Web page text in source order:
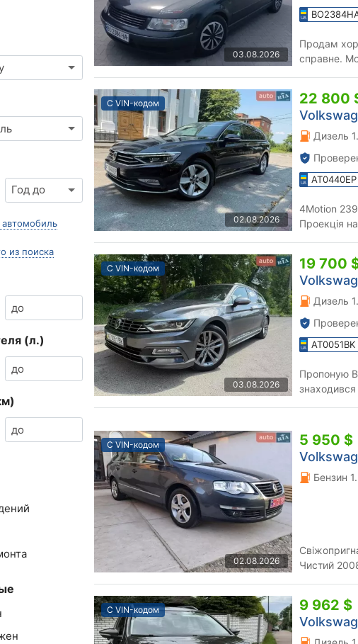
Год до
из поиска
(л.)
03.08.2026
Продам
справне.
С VIN-кодом
02.08.2026
22 800
AT0440EP
4Motion
Проекція
С VIN-кодом
03.08.2026
19 700
AT0051BK
Пропоную
знаходився
С VIN-кодом
02.08.2026
5 950 $
Чистий
С VIN-кодом 9 962 $